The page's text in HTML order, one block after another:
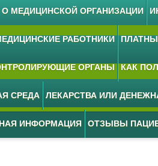
МЕДИЦИНСКОЙ ОРГАНИЗАЦИИ
РАБОТНИКИ
ОРГАНЫ КАК
СРЕДА ЛЕКАРСТВА ИЛИ
ИНФОРМАЦИЯ ОТЗЫВЫ